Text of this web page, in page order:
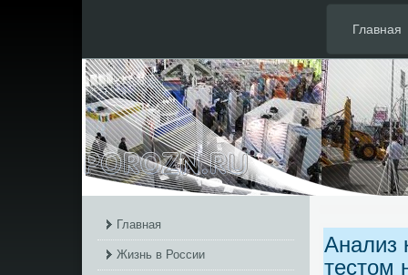
Главная
Главная
Жизнь в России
Анализ
тестом